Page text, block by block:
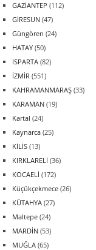
GAZİANTEP (112)
GİRESUN (47)
Güngören (24)
HATAY (50)
ISPARTA (82)
İZMİR (551)
KAHRAMANMARAŞ (33)
KARAMAN (19)
Kartal (24)
Kaynarca (25)
KİLİS (13)
KIRKLARELİ (36)
KOCAELİ (172)
Küçükçekmece (26)
KÜTAHYA (27)
Maltepe (24)
MARDİN (53)
MUĞLA (65)